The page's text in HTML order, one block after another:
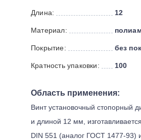
Длина: 12
Материал:
Покрытие: без
Кратность упаковки: 100
Область применения:
Винт установочный стопорный
и длиной 12 мм,
DIN 551 (аналог ГОСТ 1477-93)